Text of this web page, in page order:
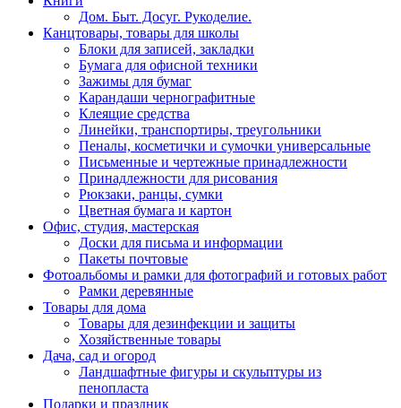
Дом. Быт. Досуг. Рукоделие.
Канцтовары, товары для школы
Блоки для записей, закладки
Бумага для офисной техники
Зажимы для бумаг
Карандаши чернографитные
Клеящие средства
Линейки, транспортиры, треугольники
Пеналы, косметички и сумочки универсальные
Письменные и чертежные принадлежности
Принадлежности для рисования
Рюкзаки, ранцы, сумки
Цветная бумага и картон
Офис, студия, мастерская
Доски для письма и информации
Пакеты почтовые
Фотоальбомы и рамки для фотографий и готовых работ
Рамки деревянные
Товары для дома
Товары для дезинфекции и защиты
Хозяйственные товары
Дача, сад и огород
Ландшафтные фигуры и скульптуры из
пенопласта
Подарки и праздник